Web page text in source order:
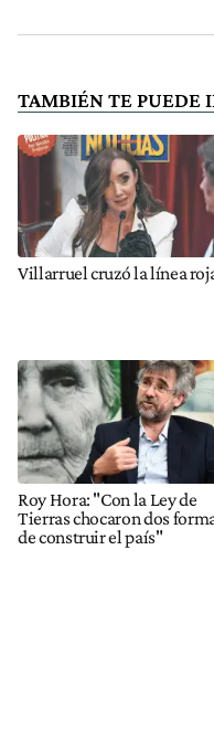
TAMBIÉN TE PUEDE
Villarruel cruzó la línea
Roy Hora: "Con la Ley de
Tierras chocaron dos
de construir el país"